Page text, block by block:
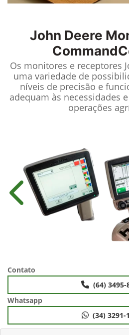
John Deere
Os monitores e receptores
uma variedade de
níveis de precisão e
adequam às necessidades
operações
Anterior
Contato
(64) 3495-
Whatsapp
(34) 3291-